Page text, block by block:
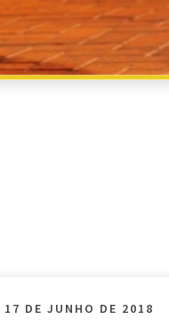
17 DE JUNHO DE 2018